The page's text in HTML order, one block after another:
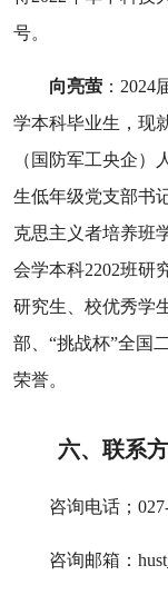
号。
向亮萤 ： 2024
学本科毕业生，现
（国防军工央企
生低年级党支部书
克思主义者培养班
会学本科2202班研
研究生、校优秀学
部、 “挑战杯”全国
荣誉。
六、联系
咨询电话；
咨询邮箱：